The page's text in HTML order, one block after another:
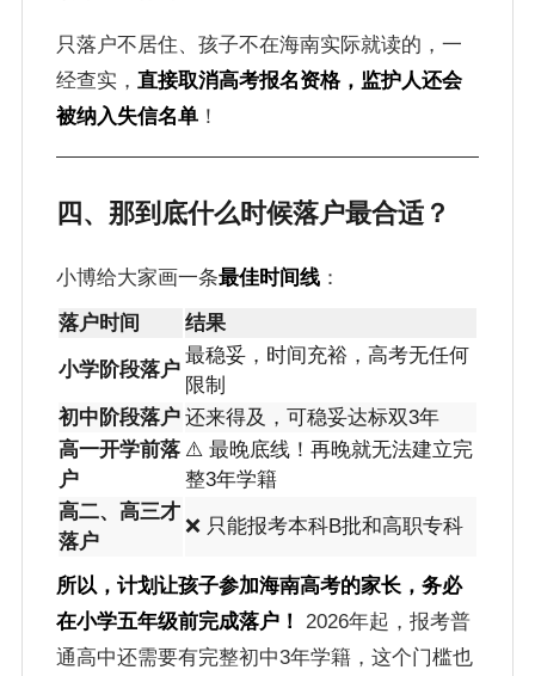
只落户不居住、孩子不在海南实际就读的，一
经查实， 直接取消高考报名资格，监护人还会
被纳入失信名单！
四、那到底什么时候落户最合适？
小博给大家画一条最佳时间线：
落户时间
结果
小学阶段落户
最稳妥，时间充裕，高考无任何
限制
初中阶段落户 还来得及，可稳妥达标双3年
高一开学前落
户
⚠️ 最晚底线！再晚就无法建立完
整3年学籍
高二、高三才
落户
❌ 只能报考本科B批和高职专科
所以，计划让孩子参加海南高考的家长，务必
在小学五年级前完成落户！
2026年起，报考普
通高中还需要有完整初中3年学籍，这个门槛也